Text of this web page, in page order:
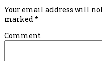
Your email address will
marked *
Comment